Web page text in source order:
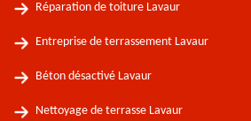
Réparation de toiture Lavaur
Entreprise de terrassement Lavaur
Béton désactivé Lavaur
Nettoyage de terrasse Lavaur